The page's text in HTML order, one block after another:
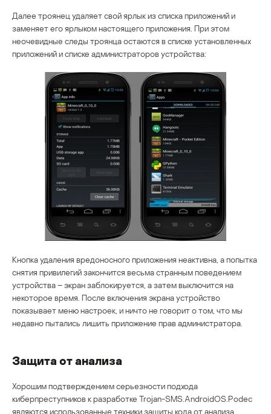
Далее троянец удаляет свой ярлык из списка приложений и
заменяет его ярлыком настоящего приложения. При этом
неочевидные следы троянца остаются в списке установленных
приложений и списке администраторов устройства:
Кнопка удаления вредоносного приложения неактивна, а попытка
снятия привилегий закончится весьма странным поведением
устройства – экран заблокируется, а затем выключится на
некоторое время. После включения экрана устройство
показывает меню настроек, и ничто не говорит о том, что мы
недавно пытались лишить приложение прав администратора.
Защита от анализа
Хорошим подтверждением серьезности подхода
киберпреступников к разработке Trojan-SMS.AndroidOS.Podec
являются использованные техники защиты кода от анализа.